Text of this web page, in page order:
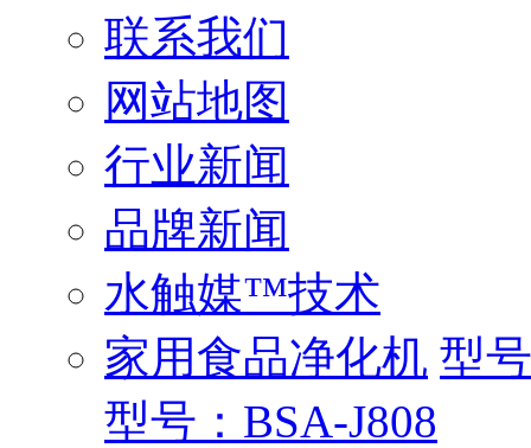
联系我们
网站地图
行业新闻
品牌新闻
水触媒™技术
家用食品净化机 型
型号：BSA-J808